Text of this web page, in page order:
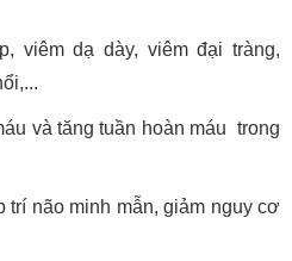
viêm dạ dày, viêm đại tràng,
và tăng tuần hoàn máu trong
não minh mẫn, giảm nguy cơ